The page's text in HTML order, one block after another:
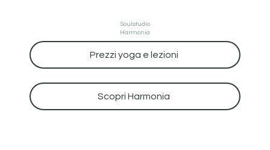
Soulstudio
Harmonia
Prezzi yoga e lezioni
Scopri Harmonia